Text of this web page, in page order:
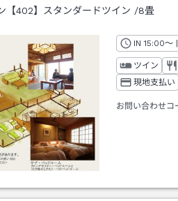
【402】スタンダードツイン /8畳
IN チェッ
15:00～
ツイン
現地支払い
お問い合わせコ